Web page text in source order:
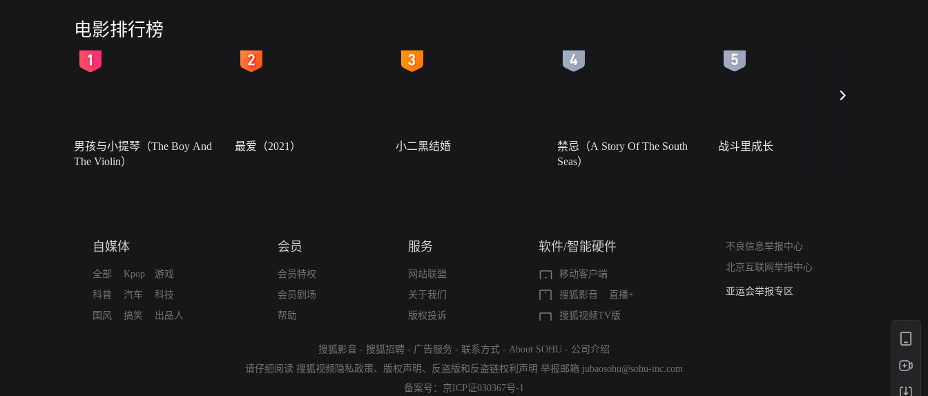
电影排行榜
男孩与小提琴（The Boy And
The Violin）
最爱（2021） 小二黑结婚
禁忌（A Story Of The South
Seas）
战斗里成长
自媒体
全部
科普
国风
Kpop
汽车
搞笑
游戏
科技
出品人
会员
会员特权
会员剧场
帮助
服务
网站联盟
关于我们
版权投诉
软件/智能硬件
移动客户端
搜狐影音
直播+
搜狐视频TV版
不良信息举报中心
北京互联网举报中心
算法推荐专项举报
亚运会举报专区
搜狐影音 - 搜狐招聘 - 广告服务 - 联系方式 - About SOHU - 公司介绍
请仔细阅读 搜狐视频隐私政策、 版权声明 、 反盗版和反盗链权利声明 举报邮箱 jubaosohu@sohu-inc.com
备案号： 京ICP证030367号-1